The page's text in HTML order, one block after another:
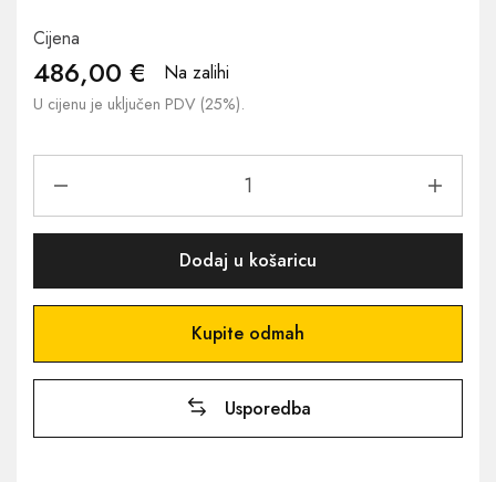
Cijena
486,00 € Na zalihi
U cijenu je uključen PDV (25%).
Dodaj u košaricu
Kupite odmah
Usporedba